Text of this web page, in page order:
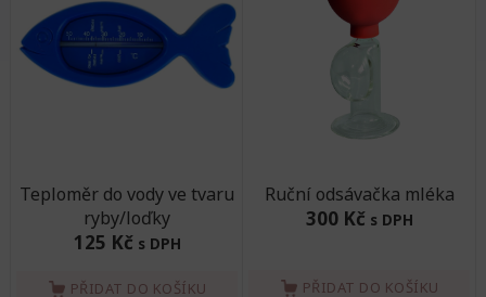
Teploměr do vody ve tvaru
ryby/loďky
125 Kč s DPH
PŘIDAT DO KOŠÍKU
Ruční odsávačka mléka
300 Kč s DPH
PŘIDAT DO KOŠÍKU